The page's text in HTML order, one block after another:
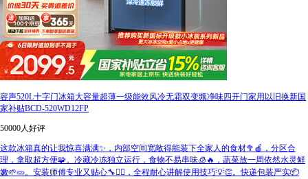
容声520L十字门冰箱大容量超薄一级能效风冷无霜双变频净味四开门家用以旧换新国
家补贴BCD-520WD12FP
50000人好评
这款冰箱真的让我惊喜满满✨，内部空间宽敞得能装下全家人的食材🥦🍎，分区合
理，拿取超方便🧩。冷藏冷冻独立运行，食物不易串味🧊🔥，蔬菜放一周依然水灵鲜
嫩🌱🥒。安装师傅专业又贴心🔧👷‍♂️，全程耐心讲解使用技巧💡👏。快递包装严实📦